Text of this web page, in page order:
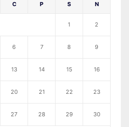
C P S N
1 2
6 7 8 9
13 14 15 16
20 21 22 23
27 28 29 30